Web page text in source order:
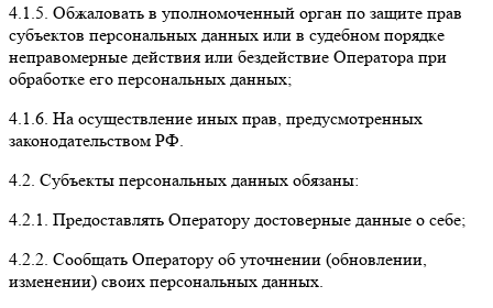
4.1.5. Обжаловать в уполномоченный орган по защите прав
субъектов персональных данных или в судебном порядке
неправомерные действия или бездействие Оператора при
обработке его персональных данных;
4.1.6. На осуществление иных прав, предусмотренных
законодательством РФ.
4.2. Субъекты персональных данных обязаны:
4.2.1. Предоставлять Оператору достоверные данные о себе;
4.2.2. Сообщать Оператору об уточнении (обновлении,
изменении) своих персональных данных.